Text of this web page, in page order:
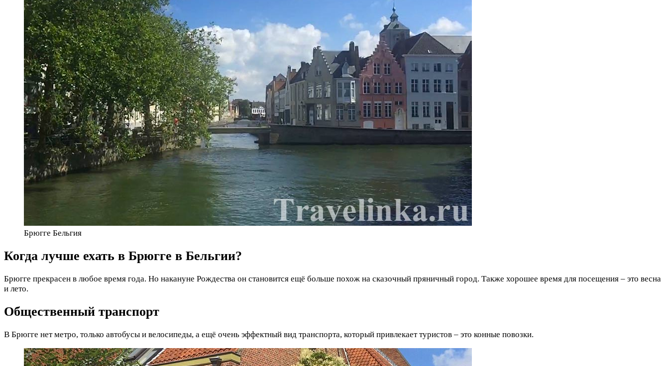
Брюгге Бельгия
Когда лучше ехать в Брюгге в Бельгии?
Брюгге прекрасен в любое время года. Но накануне Рождества он становится ещё больше похож на сказочный пряничный город. Также хорошее время для посещения – это весна
и лето.
Общественный транспорт
В Брюгге нет метро, только автобусы и велосипеды, а ещё очень эффектный вид транспорта, который привлекает туристов – это конные повозки.